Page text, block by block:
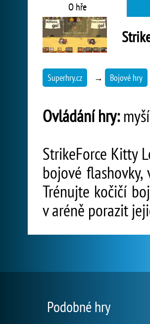
O hře
Superhry.cz → Bojové hry
Ovládání hry:myší
StrikeForce Kitty
bojové
Trénujte kočičí
v aréně porazit
Podobné hry